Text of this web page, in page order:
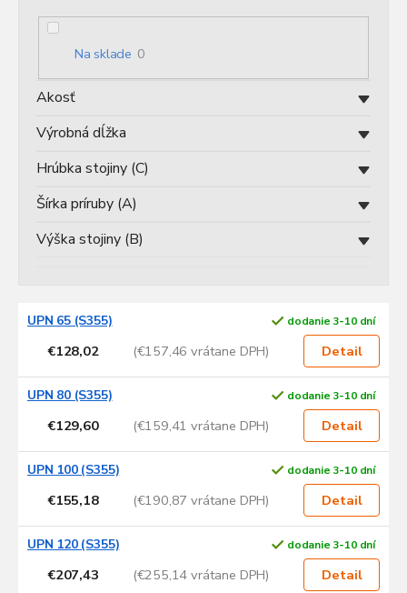
Na sklade 0
Akosť
Hrúbka stojiny (C)
Šírka príruby (A)
Výrobná dĺžka
Výška stojiny (B)
V
i
o
d
t
UPN 65 (S355) dodanie 3-10 dní
€128,02 (€157,46 vrátane DPH) Detail
UPN 80 (S355) dodanie 3-10 dní
€129,60 (€159,41 vrátane DPH) Detail
UPN 100 (S355) dodanie 3-10 dní
€155,18 (€190,87 vrátane DPH) Detail
UPN 120 (S355) dodanie 3-10 dní
€207,43 (€255,14 vrátane DPH) Detail